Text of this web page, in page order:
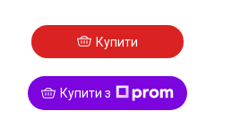
Купити
Купити з